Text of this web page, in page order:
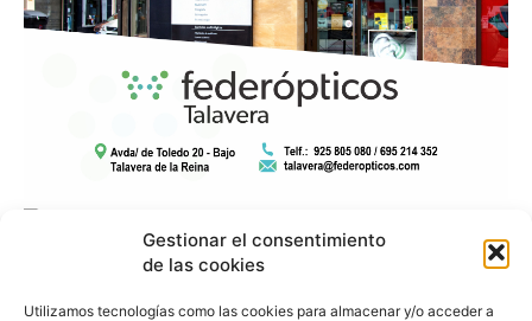
Gestionar el consentimiento
de las cookies
Utilizamos tecnologías como las cookies para almacenar y/o acceder a